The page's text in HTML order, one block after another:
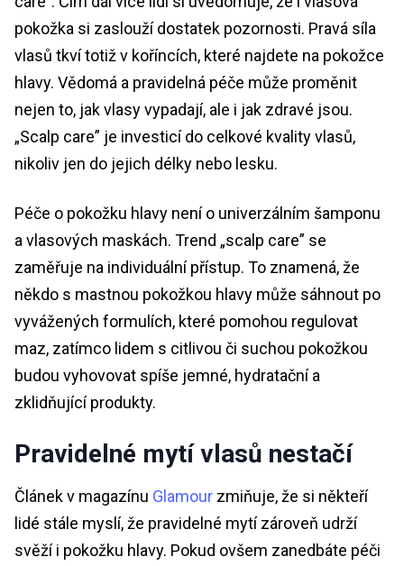
pokožka si zaslouží dostatek pozornosti. Pravá síla
vlasů tkví totiž v koříncích, které najdete na pokožce
hlavy. Vědomá a pravidelná péče může proměnit
nejen to, jak vlasy vypadají, ale i jak zdravé jsou.
„Scalp care” je investicí do celkové kvality vlasů,
nikoliv jen do jejich délky nebo lesku.
Péče o pokožku hlavy není o univerzálním šamponu
a vlasových maskách. Trend „scalp care” se
zaměřuje na individuální přístup. To znamená, že
někdo s mastnou pokožkou hlavy může sáhnout po
vyvážených formulích, které pomohou regulovat
maz, zatímco lidem s citlivou či suchou pokožkou
budou vyhovovat spíše jemné, hydratační a
zklidňující produkty.
Pravidelné mytí vlasů nestačí
Článek v magazínu Glamour zmiňuje, že si někteří
lidé stále myslí, že pravidelné mytí zároveň udrží
svěží i pokožku hlavy. Pokud ovšem zanedbáte péči